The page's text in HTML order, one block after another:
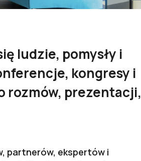
ludzie, pomysły i
kongresy i
rozmów, prezentacji,
partnerów, ekspertów i